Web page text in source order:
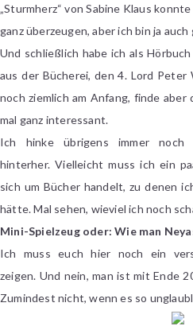
„Sturmherz“ von Sabine Klaus
ganz überzeugen, aber ich bin ja
Und schließlich habe ich als
aus der Bücherei, den 4. Lord Peter
noch ziemlich am Anfang, finde aber
mal ganz interessant.
Ich hinke übrigens immer noch
hinterher. Vielleicht muss ich ein
sich um Bücher handelt, zu denen
hätte. Mal sehen, wieviel ich noch
Mini-Spielzeug oder: Wie man
Ich muss euch hier noch ein
zeigen. Und nein, man ist mit Ende
Zumindest nicht, wenn es so